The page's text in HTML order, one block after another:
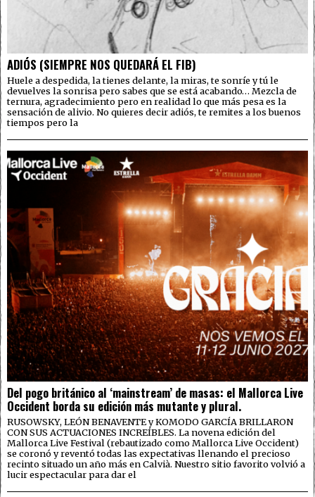
ADIÓS (SIEMPRE NOS QUEDARÁ EL FIB)
Huele a despedida, la tienes delante, la miras, te sonríe y tú le
devuelves la sonrisa pero sabes que se está acabando… Mezcla de
ternura, agradecimiento pero en realidad lo que más pesa es la
sensación de alivio. No quieres decir adiós, te remites a los buenos
tiempos pero la
Del pogo británico al ‘mainstream’ de masas: el Mallorca Live
Occident borda su edición más mutante y plural.
RUSOWSKY, LEÓN BENAVENTE y KOMODO GARCÍA BRILLARON
CON SUS ACTUACIONES INCREÍBLES. La novena edición del
Mallorca Live Festival (rebautizado como Mallorca Live Occident)
se coronó y reventó todas las expectativas llenando el precioso
recinto situado un año más en Calvià. Nuestro sitio favorito volvió a
lucir espectacular para dar el